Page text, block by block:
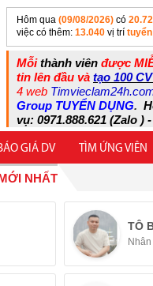
Hôm qua (09/08/2026) có
việc có thêm: 13.040 vị trí
Mỗithành viên được
tin lên đầu và tạo 100
4 web
Group TUYỂN DỤNG.
vụ: 0971.888.621 (Zalo )
GIÁ DV TÌM ỨNG VIÊN
NHẤT
TÔ